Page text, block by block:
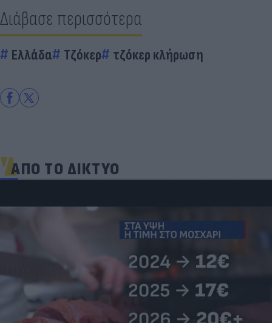
Διάβασε περισσότερα
Ελλάδα Τζόκερ τζόκερ κλήρωση
ΑΠΟ ΤΟ ΔΙΚΤΥΟ